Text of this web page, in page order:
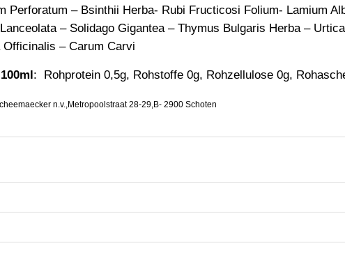
Perforatum – Bsinthii Herba- Rubi Fructicosi Folium- Lamium
– Solidago Gigantea – Thymus Bulgaris Herba –
– Carum Carvi
: Rohprotein 0,5g, Rohstoffe 0g, Rohzellulose 0g,
n.v.,Metropoolstraat 28-29,B- 2900 Schoten